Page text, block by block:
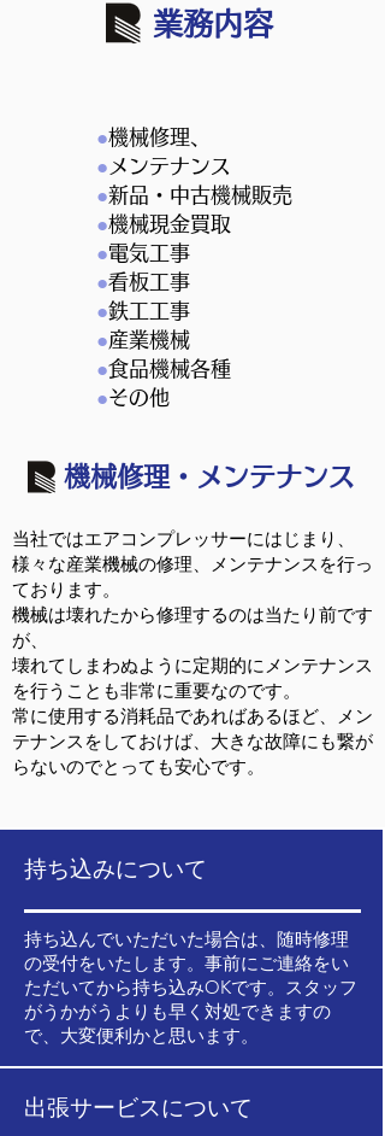
業務内容
●機械修理、
● メンテナンス
●新品・中古機械販売
●機械現金買取
●電気工事
●看板工事
●鉄工工事
●産業機械
●食品機械各種
●その他
機械修理・メンテナンス
当社ではエアコンプレッサーにはじまり、
様々な産業機械の修理、メンテナンスを行っ
ております。
機械は壊れたから修理するのは当たり前です
が、
壊れてしまわぬように定期的にメンテナンス
を行うことも非常に重要なのです。
常に使用する消耗品であればあるほど、メン
テナンスをしておけば、大きな故障にも繋が
らないのでとっても安心です。
持ち込みについて
持ち込んでいただいた場合は、随時修理
の受付をいたします。事前にご連絡をい
ただいてから持ち込みOKです。スタッフ
がうかがうよりも早く対処できますの
で、大変便利かと思います。
出張サービスについて